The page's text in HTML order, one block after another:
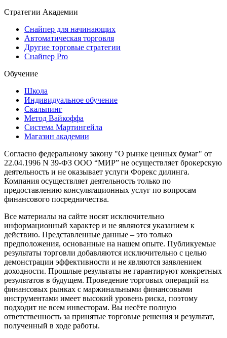
Стратегии Академии
Снайпер для начинающих
Автоматическая торговля
Другие торговые стратегии
Снайпер Pro
Обучение
Школа
Индивидуальное обучение
Скальпинг
Метод Вайкоффа
Система Мартингейла
Магазин академии
Согласно федеральному закону "О рынке ценных бумаг" от
22.04.1996 N 39-ФЗ ООО “МИР” не осуществляет брокерскую
деятельность и не оказывает услуги Форекс дилинга.
Компания осуществляет деятельность только по
предоставлению консультационных услуг по вопросам
финансового посредничества.
Все материалы на сайте носят исключительно
информационный характер и не являются указанием к
действию. Представленные данные – это только
предположения, основанные на нашем опыте. Публикуемые
результаты торговли добавляются исключительно с целью
демонстрации эффективности и не являются заявлением
доходности. Прошлые результаты не гарантируют конкретных
результатов в будущем. Проведение торговых операций на
финансовых рынках с маржинальными финансовыми
инструментами имеет высокий уровень риска, поэтому
подходит не всем инвесторам. Вы несёте полную
ответственность за принятые торговые решения и результат,
полученный в ходе работы.